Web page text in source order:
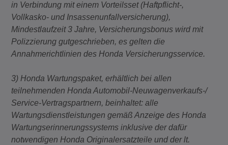
in Verbindung mit einem Vorteilsset (Haftpflicht-,
Vollkasko- und Insassenunfallversicherung),
Mindestlaufzeit 3 Jahre, Versicherungsbonus wird mit
Polizzierung gutgeschrieben, es gelten die
Annahmerichtlinien des Honda Versicherungsservice.
3) Honda Wartungspaket, erhältlich bei allen
teilnehmenden Honda Automobil-Neuwagenverkaufs-/
Service-Vertragspartnern, beinhaltet: alle
Wartungsdienstleistungen gemäß Anzeige des Honda
Wartungserinnerungssystems inklusive der dafür
notwendigen Honda Originalersatzteile und der lt.